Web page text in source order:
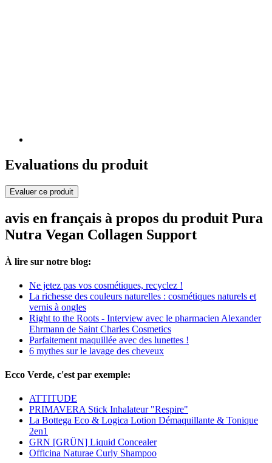
Evaluations du produit
Evaluer ce produit
avis en français à propos du produit Pura
Nutra Vegan Collagen Support
À lire sur notre blog:
Ne jetez pas vos cosmétiques, recyclez !
La richesse des couleurs naturelles : cosmétiques naturels et
vernis à ongles
Right to the Roots - Interview avec le pharmacien Alexander
Ehrmann de Saint Charles Cosmetics
Parfaitement maquillée avec des lunettes !
6 mythes sur le lavage des cheveux
Ecco Verde, c'est par exemple:
ATTITUDE
PRIMAVERA Stick Inhalateur "Respire"
La Bottega Eco & Logica Lotion Démaquillante & Tonique
2en1
GRN [GRÜN] Liquid Concealer
Officina Naturae Curly Shampoo